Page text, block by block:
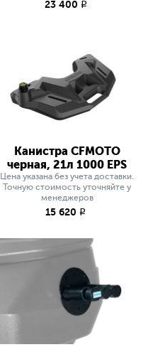
23 400 q
Канистра CFMOTO
черная, 21л 1000 EPS
Цена указана без учета доставки.
Точную стоимость уточняйте у
менеджеров
15 620 q